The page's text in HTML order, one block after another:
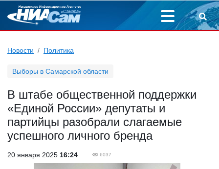
Новости Политика
Выборы в Самарской области
В штабе общественной поддержки
«Единой России» депутаты и
партийцы разобрали слагаемые
успешного личного бренда
20 января 2025 16:24 6037